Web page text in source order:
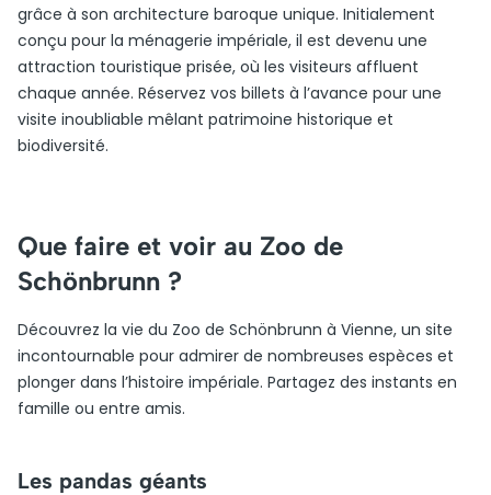
grâce à son architecture baroque unique. Initialement
conçu pour la ménagerie impériale, il est devenu une
attraction touristique prisée, où les visiteurs affluent
chaque année. Réservez vos billets à l’avance pour une
visite inoubliable mêlant patrimoine historique et
biodiversité.
Que faire et voir au Zoo de
Schönbrunn ?
Découvrez la vie du Zoo de Schönbrunn à Vienne, un site
incontournable pour admirer de nombreuses espèces et
plonger dans l’histoire impériale. Partagez des instants en
famille ou entre amis.
Les pandas géants